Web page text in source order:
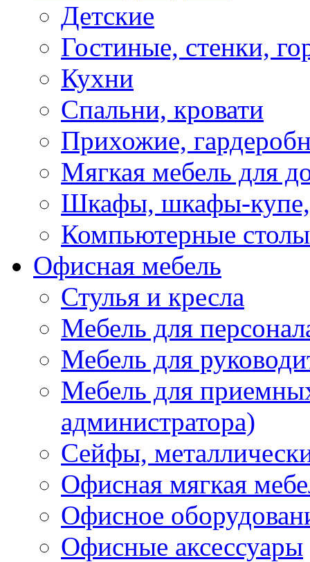
Детские
Гостиные, стенки,
Кухни
Спальни, кровати
Прихожие,
Мягкая мебель для
Шкафы, шкафы-купе,
Компьютерные столы
Офисная мебель
Стулья и кресла
Мебель для
Мебель для
Мебель для
администратора)
Сейфы,
Офисная мягкая
Офисное
Офисные аксессуары